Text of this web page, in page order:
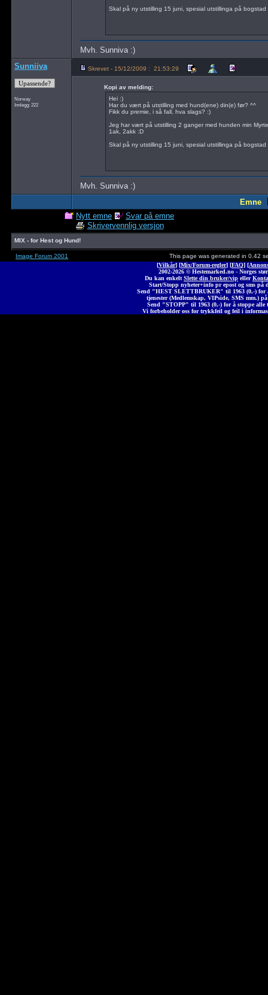
Skal på ny utstilling 15 juni, spesial utstillinga på bogstad
Mvh. Sunniva :)
Sunniiva
Norway
Innlegg: 222
Skrevet - 15/12/2009 : 21:53:29
Kopi av melding:
Hei :)
Har du vært på utstilling med hund(ene) din(e) før? ^^
Fikk du premie, i så fall, hva slags? :)
Jeg har vært på utstilling 2 ganger med hunden min
1ak, 2akk :D
Skal på ny utstilling 15 juni, spesial utstillinga på bogstad
Mvh. Sunniva :)
Emne
Nytt emne
Svar på emne
Skrivervennlig versjon
MIX - for Hest og Hund!
Image Forum 2001
This page was generated in 0.42
[Vilkår] [Mix/Forum-regler] [FAQ] [
2002-2026 © Hestemarked.no - Norges
Du kan enkelt Slette din bruker/vip eller
Start/Stopp nyheter+info pr epost og sms på
Send "HEST SLETTBRUKER" til 1963 (0,-) for
tjenester (Medlemskap, VIPside, SMS mm.)
Send "STOPP" til 1963 (0,-) for å stoppe alle
Vi forbeholder oss for trykkfeil og feil i